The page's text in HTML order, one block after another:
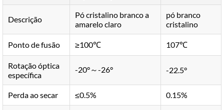
Descrição
Pó cristalino branco a
amarelo claro
pó branco
cristalino
Ponto de fusão ≥100℃ 107℃
Rotação óptica
específica
-20°～-26° -22.5°
Perda ao secar ≤0.5% 0.15%